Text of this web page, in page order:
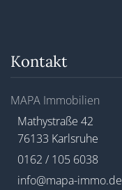
Kontakt
MAPA Immobilien
Mathystraße 42
76133 Karlsruhe
0162 / 105 6038
info@mapa-immo.de